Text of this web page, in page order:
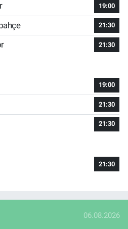
19:00
21:30
21:30
19:00
21:30
21:30
21:30
06.08.2026